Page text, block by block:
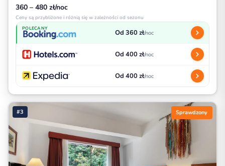
360 – 480 zł/noc
Ceny są przybliżone i różnią się w zależności od sezonu
POLECANY Od 360 zł/noc
Od 400 zł/noc
Od 400 zł/noc
#3 Sprawdzony